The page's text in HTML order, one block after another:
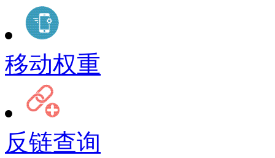
移动权重
反链查询